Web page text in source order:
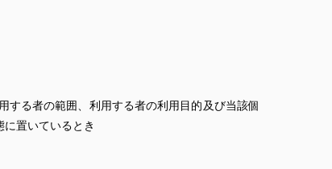
する者の範囲、利用する者の利用目的及び当該個
置いているとき